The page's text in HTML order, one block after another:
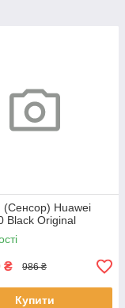
(Сенсор) Huawei
Black Original
₴ 986 ₴
Купити